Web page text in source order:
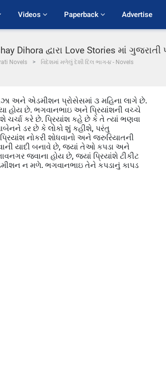
Videos Paperback Advertise
Dihora દ્વારા Love Stories માં ગુજરાતી
Novels વિદેશમાં મળેલું દેશી દિલ ભાગ-૪ - Novels
અને એડમીશન પ્રોસેસમાં ૩ મહિના લાગે છે.
હોય છે. ભગવાનભાઇ અને પ્રિયાંશની વચ્ચે
કરે છે. પ્રિયાંશ કહે છે કે તે ત્યાં ભણવા
ડર છે કે લોકો શું કહીશે, પરંતુ
નોકરી શોધવાનો અને જરુરિયાતની
યાદી બનાવે છે, જ્યાં તેઓ કપડા અને
જવાના હોય છે, જ્યાં પ્રિયાંશે ટીકીટ
ન મળે. ભગવાનભાઇ તેને કપડાનું કાપડ